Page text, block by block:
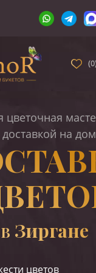
(0
цветочная
доставкой на дом
В Зиргане
цветов